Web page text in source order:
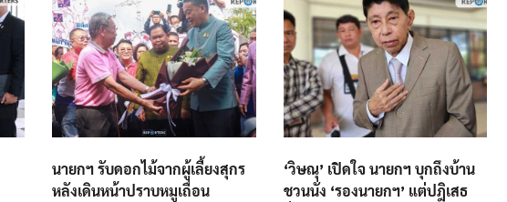
นายกฯ รับดอกไม้จากผู้เลี้ยงสุกร
หลังเดินหน้าปราบหมูเถื่อน
‘วิษณุ’ เปิดใจ นายกฯ บุกถึงบ้าน
ชวนนั่ง ‘รองนายกฯ’ แต่ปฎิเสธ